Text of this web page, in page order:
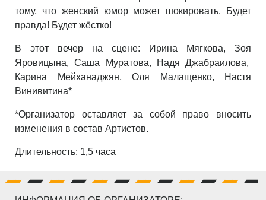
тому, что женский юмор может шокировать. Будет
правда! Будет жёстко!
В этот вечер на сцене: Ирина Мягкова, Зоя
Яровицына, Саша Муратова, Надя Джабраилова,
Карина Мейханаджян, Оля Малащенко, Настя
Винивитина*
*Организатор оставляет за собой право вносить
изменения в состав Артистов.
Длительность: 1,5 часа